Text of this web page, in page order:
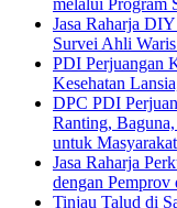
melalui Program
Jasa Raharja
Survei Ahli
PDI Perjuangan
Kesehatan
DPC PDI
Ranting,
untuk Masyarakat
Jasa Raharja
dengan Pemprov
Tinjau Talud di